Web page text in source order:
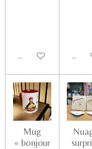
Ajouter au panier
Mug
« bonjour